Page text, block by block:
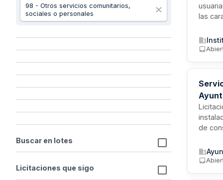
98 - Otros servicios comunitarios,
sociales o personales
Buscar en lotes
Licitaciones que sigo
las
La
de los
de
año